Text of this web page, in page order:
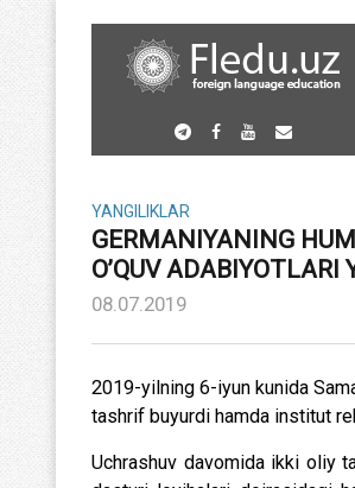
YANGILIKLAR
GERMANIYANING
O’QUV ADABIYOTLARI
08.07.2019
2019-yilning 6-iyun kunida
tashrif buyurdi hamda institut
Uchrashuv davomida ikki oliy